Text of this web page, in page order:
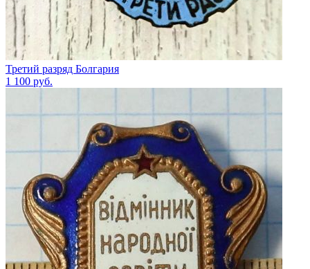
Третий разряд Болгария
1 100 руб.